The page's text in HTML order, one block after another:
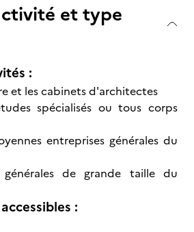
et type
:
et les cabinets d'architectes
spécialisés ou tous corps
entreprises générales du
de grande taille du
: